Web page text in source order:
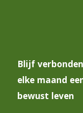
Blijf
elke maand
bewust leven